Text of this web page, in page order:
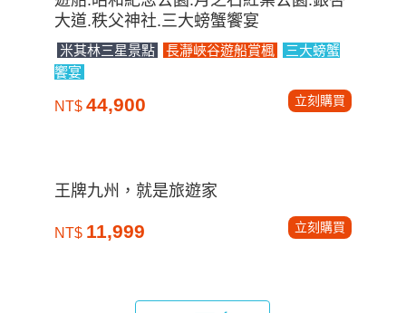
大道.秩父神社.三大螃蟹饗宴
米其林三星景點 長瀞峽谷遊船賞楓
三大螃蟹
饗宴
NT$ 44,900 立刻購買
王牌九州，就是旅遊家
NT$ 11,999 立刻購買